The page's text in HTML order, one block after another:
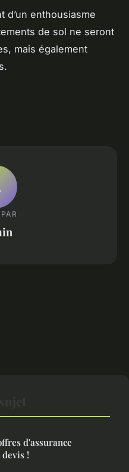
d’un enthousiasme
de sol ne seront
mais également
d'assurance
!